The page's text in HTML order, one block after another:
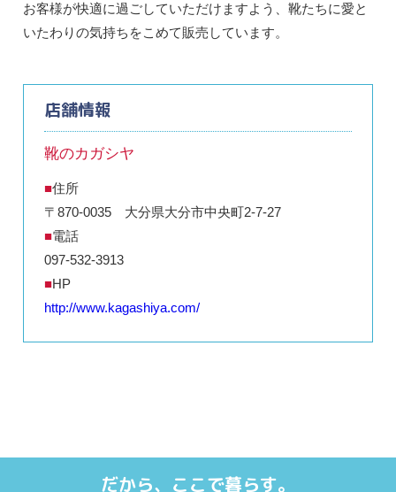
お客様が快適に過ごしていただけますよう、靴たちに愛と
いたわりの気持ちをこめて販売しています。
店舗情報
靴のカガシヤ
住所
〒870-0035 大分県大分市中央町2-7-27
電話
097-532-3913
HP
http://www.kagashiya.com/
だから、ここで暮らす。